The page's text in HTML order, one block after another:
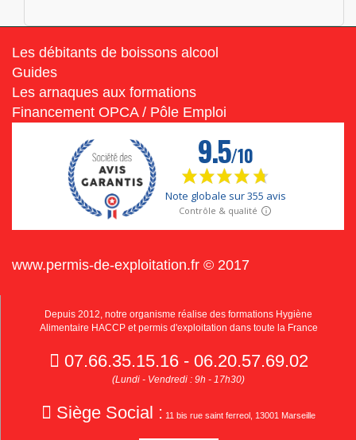
Les débitants de boissons alcool
Guides
Les arnaques aux formations
Financement OPCA / Pôle Emploi
www.permis-de-exploitation.fr © 2017
Depuis 2012, notre organisme réalise des formations Hygiène
Alimentaire HACCP et permis d'exploitation dans toute la France
07.66.35.15.16 - 06.20.57.69.02
(Lundi - Vendredi : 9h - 17h30)
Siège Social : 11 bis rue saint ferreol, 13001 Marseille